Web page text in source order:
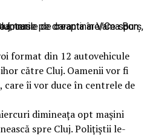
format din 12 autovehicule
către Cluj. Oamenii vor fi
care îi vor duce în centrele de
dimineața opt maşini
spre Cluj. Poliţiştii le-